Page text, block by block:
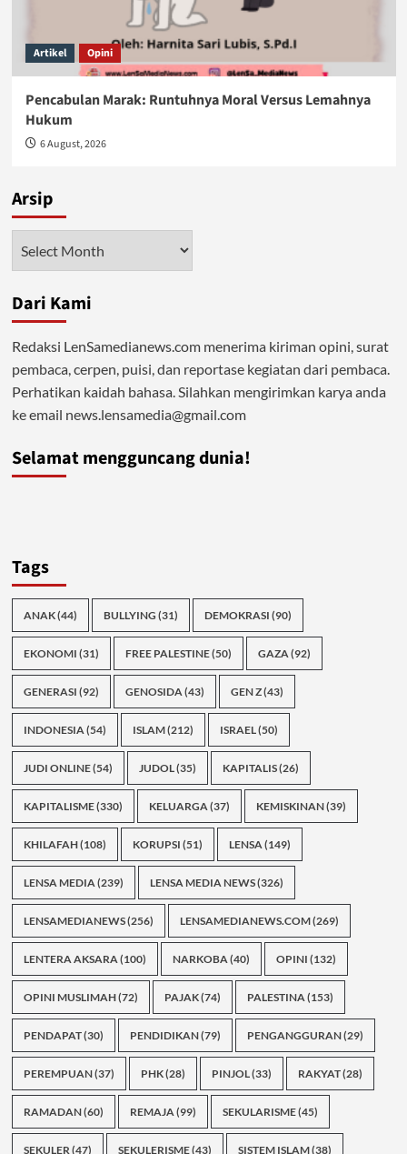
Artikel Opini
Pencabulan Marak: Runtuhnya Moral Versus Lemahnya
Hukum
6 August, 2026
Arsip
Dari Kami
Redaksi LenSamedianews.com menerima kiriman opini, surat
pembaca, cerpen, puisi, dan reportase kegiatan dari pembaca.
Perhatikan kaidah bahasa. Silahkan mengirimkan karya anda
ke email news.lensamedia@gmail.com
Selamat mengguncang dunia!
Tags
ANAK(44) BULLYING (31) DEMOKRASI (90)
EKONOMI (31) FREE PALESTINE(50) GAZA(92)
GENERASI (92) GENOSIDA(43) GEN Z(43)
INDONESIA(54) ISLAM(212) ISRAEL(50)
JUDI ONLINE(54) JUDOL(35) KAPITALIS(26)
KAPITALISME(330) KELUARGA(37) KEMISKINAN(39)
KHILAFAH(108) KORUPSI (51) LENSA(149)
LENSA MEDIA(239) LENSA MEDIA NEWS(326)
LENSAMEDIANEWS(256) LENSAMEDIANEWS.COM(269)
LENTERA AKSARA(100) NARKOBA(40) OPINI (132)
OPINI MUSLIMAH(72) PAJAK(74) PALESTINA(153)
PENDAPAT(30) PENDIDIKAN(79) PENGANGGURAN(29)
PEREMPUAN(37) PHK(28) PINJOL(33) RAKYAT(28)
RAMADAN(60) REMAJA(99) SEKULARISME(45)
SEKULER(47) SEKULERISME(43) SISTEM ISLAM(38)